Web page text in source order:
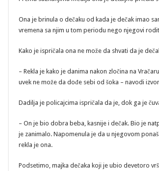
Ona je brinula o dečaku od kada je dečak imao
vremena sa njim u tom periodu nego njegovi
Kako je ispričala ona ne može da shvati da je
– Rekla je kako je danima nakon zločina na
uvek ne može da dođe sebi od šoka – navodi
Dadilja je policajcima ispričala da je, dok ga je
– On je bio dobra beba, kasnije i dečak. Bio je
je zanimalo. Napomenula je da u njegovom
rekla je ona.
Podsetimo, majka dečaka koji je ubio devetoro